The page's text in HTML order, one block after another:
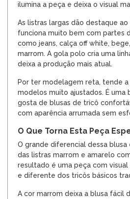
ilumina a peça e deixa o visual
As listras largas dão destaque
funciona muito bem com partes
como jeans, calça off white,
marrom. A gola polo cria uma
deixa a produção mais atual.
Por ter modelagem reta, tende a
modelos muito ajustados. É uma
gosta de blusas de tricô
com aparência arrumada sem
O Que Torna Esta Peça
O grande diferencial dessa blusa
das listras marrom e amarelo
resultado é uma peça com
e diferente dos tricôs básicos
A cor marrom deixa a blusa fácil